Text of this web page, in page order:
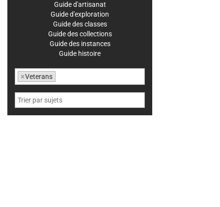
Guide d'artisanat
Guide d'exploration
Guide des classes
Guide des collections
Guide des instances
Guide histoire
×Veterans